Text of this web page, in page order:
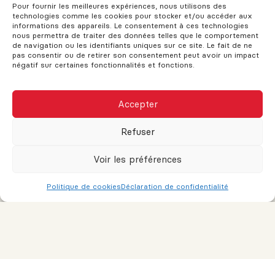
Pour fournir les meilleures expériences, nous utilisons des
technologies comme les cookies pour stocker et/ou accéder aux
informations des appareils. Le consentement à ces technologies
nous permettra de traiter des données telles que le comportement
de navigation ou les identifiants uniques sur ce site. Le fait de ne
pas consentir ou de retirer son consentement peut avoir un impact
négatif sur certaines fonctionnalités et fonctions.
Accepter
Refuser
Voir les préférences
Politique de cookiesDéclaration de confidentialité
une acquisition immobilière est une excellente stratégie
pour réduire le montant que vous devez emprunter. Voici
quelques conseils pour épargner efficacement :
Épargner régulièrement : Mettez de côté une portion de
à l’achat de votre propriété.
dans des investissements peut générer des rendements
Réduire les dépenses : Analysez vos dépenses mensuelles